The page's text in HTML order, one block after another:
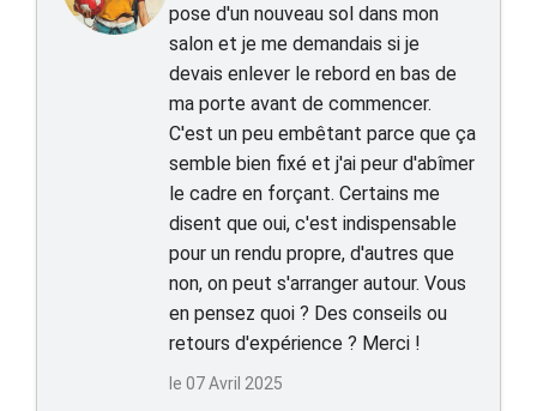
pose d'un nouveau sol dans mon
salon et je me demandais si je
devais enlever le rebord en bas de
ma porte avant de commencer.
C'est un peu embêtant parce que ça
semble bien fixé et j'ai peur d'abîmer
le cadre en forçant. Certains me
disent que oui, c'est indispensable
pour un rendu propre, d'autres que
non, on peut s'arranger autour. Vous
en pensez quoi ? Des conseils ou
retours d'expérience ? Merci !
le 07 Avril 2025